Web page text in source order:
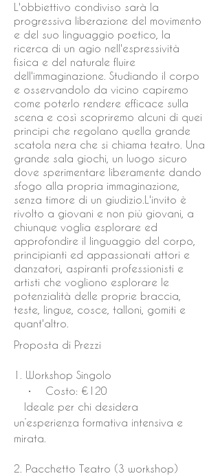
L'obbiettivo condiviso sarà la
progressiva liberazione del movimento
e del suo linguaggio poetico, la
ricerca di un agio nell'espressività
fisica e del naturale fluire
dell'immaginazione. Studiando il corpo
e osservandolo da vicino capiremo
come poterlo rendere efficace sulla
scena e così scopriremo alcuni di quei
principi che regolano quella grande
scatola nera che si chiama teatro. Una
grande sala giochi, un luogo sicuro
dove sperimentare liberamente dando
sfogo alla propria immaginazione,
senza timore di un giudizio.L'invito è
rivolto a giovani e non più giovani, a
chiunque voglia esplorare ed
approfondire il linguaggio del corpo,
principianti ed appassionati attori e
danzatori, aspiranti professionisti e
artisti che vogliono esplorare le
potenzialità delle proprie braccia,
teste, lingue, cosce, talloni, gomiti e
quant'altro.
Proposta di Prezzi
1. Workshop Singolo
• Costo: €120
Ideale per chi desidera
un’esperienza formativa intensiva e
mirata.
2. Pacchetto Teatro (3 workshop)